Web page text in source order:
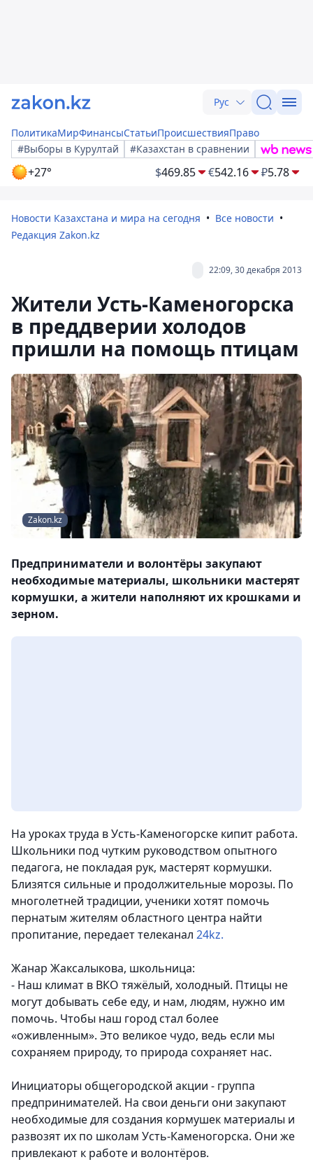
Рус
ПолитикаМирФинансыСтатьиПроисшествияПраво
#Выборы в Курултай
#Казахстан в сравнении
+27° $469.85 €542.16 ₽5.78
Новости Казахстана и мира на сегодня
Все новости
Редакция Zakon.kz
22:09, 30 декабря 2013
Жители Усть-Каменогорска
в преддверии холодов
пришли на помощь птицам
Zakon.kz
Предприниматели и волонтёры закупают
необходимые материалы, школьники мастерят
кормушки, а жители наполняют их крошками и
зерном.
На уроках труда в Усть-Каменогорске кипит работа.
Школьники под чутким руководством опытного
педагога, не покладая рук, мастерят кормушки.
Близятся сильные и продолжительные морозы. По
многолетней традиции, ученики хотят помочь
пернатым жителям областного центра найти
пропитание, передает телеканал 24kz.
Жанар Жаксалыкова, школьница:
- Наш климат в ВКО тяжёлый, холодный. Птицы не
могут добывать себе еду, и нам, людям, нужно им
помочь. Чтобы наш город стал более
«оживленным». Это великое чудо, ведь если мы
сохраняем природу, то природа сохраняет нас.
Инициаторы общегородской акции - группа
предпринимателей. На свои деньги они закупают
необходимые для создания кормушек материалы и
развозят их по школам Усть-Каменогорска. Они же
привлекают к работе и волонтёров.